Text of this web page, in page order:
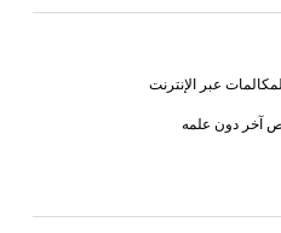
عبر الإنترنت
آخر دون علمه